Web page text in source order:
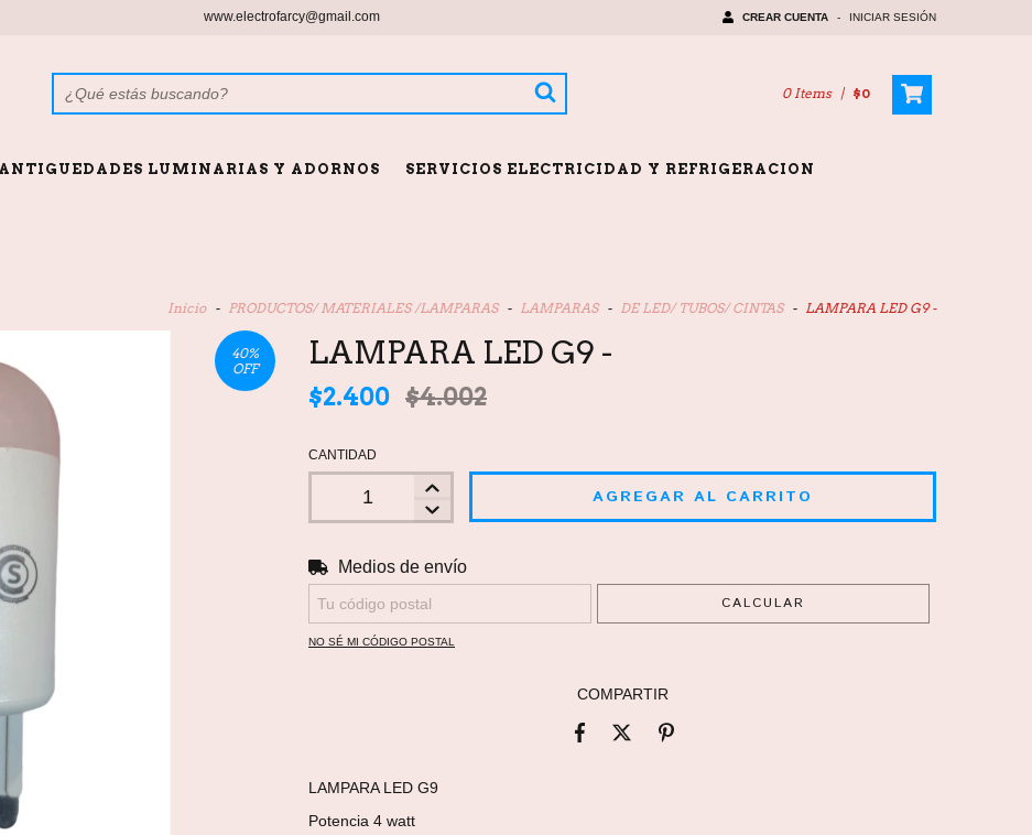
www.electrofarcy@gmail.com CREAR CUENTA - INICIAR SESIÓN
0 Items | $0
ANTIGUEDADES LUMINARIAS Y ADORNOS SERVICIOS ELECTRICIDAD Y REFRIGERACION
Inicio - PRODUCTOS/ MATERIALES /LAMPARAS - LAMPARAS - DE LED/ TUBOS/ CINTAS - LAMPARA LED G9 -
40%
OFF
LAMPARA LED G9 -
$2.400 $4.002
CANTIDAD
Entregas para el CP:
Medios de envío
CALCULAR
NO SÉ MI CÓDIGO POSTAL
COMPARTIR
LAMPARA LED G9
Potencia 4 watt